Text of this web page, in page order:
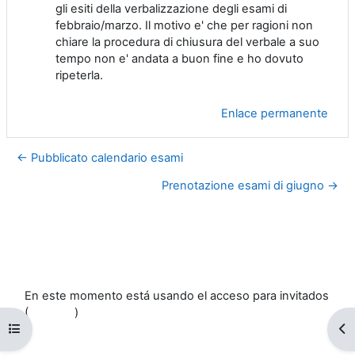
Abrir índice del curso
gli esiti della verbalizzazione degli esami di
febbraio/marzo. Il motivo e' che per ragioni non
chiare la procedura di chiusura del verbale a suo
tempo non e' andata a buon fine e ho dovuto
ripeterla.
Enlace permanente
← Pubblicato calendario esami
Prenotazione esami di giugno →
En este momento está usando el acceso para invitados
(
)
Políticas
Descargar la app para dispositivos móviles